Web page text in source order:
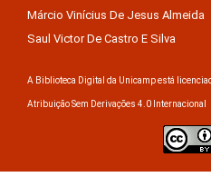
Márcio Vinícius De Jesus Almeida
Saul Victor De Castro E Silva
A Biblioteca Digital da Unicamp está
Atribuição Sem Derivações 4.0 Internacional